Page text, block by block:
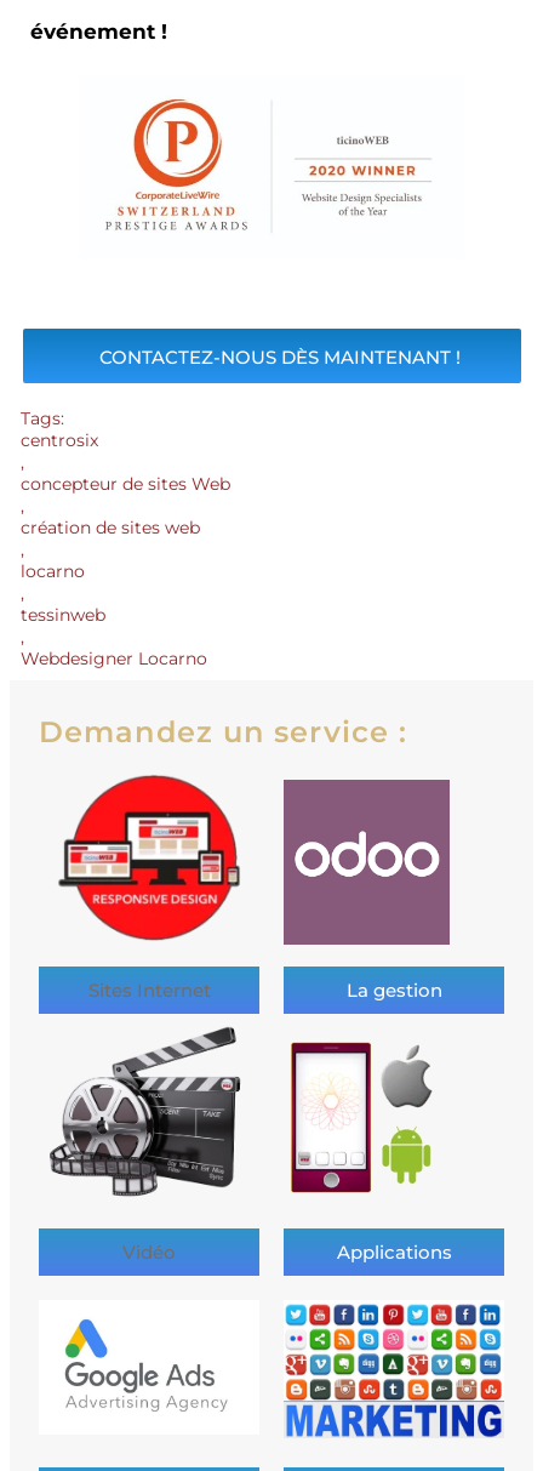
événement !
CONTACTEZ-NOUS DÈS MAINTENANT !
Tags:
centrosix
,
concepteur de sites Web
,
création de sites web
,
locarno
,
tessinweb
,
Webdesigner Locarno
Demandez un service :
Sites Internet La gestion
Vidéo Applications